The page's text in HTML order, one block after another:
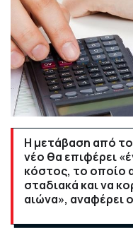
Η μετάβαση από
νέο θα επιφέρει
κόστος, το οποίο
σταδιακά και να
αιώνα», αναφέρει